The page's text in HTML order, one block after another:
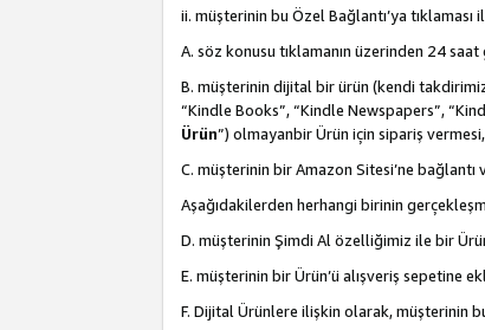
ii. müşterinin bu Özel Bağlantı’ya
A. söz konusu tıklamanın üzerinden 24 saat
B. müşterinin dijital bir ürün (kendi
“Kindle Books”, “Kindle Newspapers”,
Ürün”) olmayanbir Ürün için sipariş
C. müşterinin bir Amazon Sitesi’ne bağlantı
Aşağıdakilerden herhangi birinin
D. müşterinin Şimdi Al özelliğimiz ile bir
E. müşterinin bir Ürün’ü alışveriş sepetine
F. Dijital Ürünlere ilişkin olarak, müşterinin